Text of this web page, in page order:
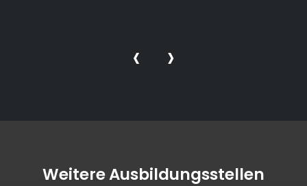
‹ ›
Weitere Ausbildungsstellen